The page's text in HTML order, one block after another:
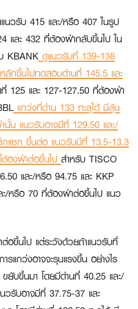
นวรับ 415 และ/หรือ 407 ในรูป
และ 432 ที่ต้องฝ่ากลับขึ้นไป ใน
KBANK ดูแนวรับที่ 139-138
กขึ้นไปทดสอบด่านที่ 145.5 และ
125 และ 127-127.50 ที่ต้องฝ่า
แกว่งที่ด่าน 133 ทะลุได้ มีลุ้น
น แนวรับอาจมีที่ 129.50 และ/
แซก ขึ้นต่อ แนวรับมีที่ 13.5-13.3
องฝ่าต่อขึ้นไป สำหรับ TISCO
และ/หรือ 94.75 และ KKP
/หรือ 70 ที่ต้องฝ่าต่อขึ้นไป แนว
อขึ้นไป แต่ระวังด้วยถ้าแนวรับที่
แกว่งอาจจะรุนแรงขึ้น อย่างไร
ยับขึ้นมา โดยมีด่านที่ 40.25 และ/
รับอาจมีที่ 37.75-37 และ